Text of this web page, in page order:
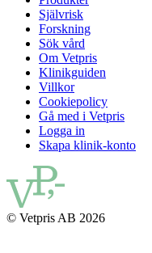
Självrisk
Forskning
Sök vård
Om Vetpris
Klinikguiden
Villkor
Cookiepolicy
Gå med i Vetpris
Logga in
Skapa klinik-konto
© Vetpris AB 2026